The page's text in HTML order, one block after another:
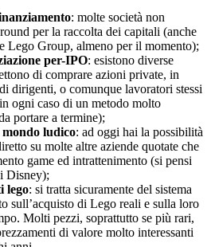
: molte società non
per la raccolta dei capitali (anche
Lego Group, almeno per il momento);
per-IPO: esistono diverse
di comprare azioni private, in
dirigenti, o comunque lavoratori stessi
ogni caso di un metodo molto
portare a termine);
ludico: ad oggi hai la possibilità
su molte altre aziende quotate che
game ed intrattenimento (si pensi
Disney);
lego: si tratta sicuramente del sistema
sull’acquisto di Lego reali e sulla loro
Molti pezzi, soprattutto se più rari,
di valore molto interessanti